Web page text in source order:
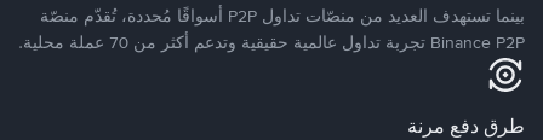
بينما تستهدف العديد من منصّات تداول P2P أسواقًا مُحددة، تُقدّم منصّة
Binance P2P تجربة تداول عالمية حقيقية وتدعم أكثر من 70 عملة محلية.
طرق دفع مرنة